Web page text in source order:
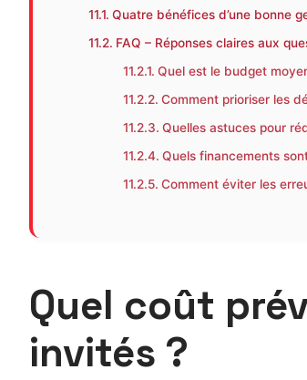
Quatre bénéfices d’une bonne
FAQ – Réponses claires aux
Quel est le budget
Comment prioriser les
Quelles astuces pour
Quels financements
Comment éviter les
Quel coût
invités ?